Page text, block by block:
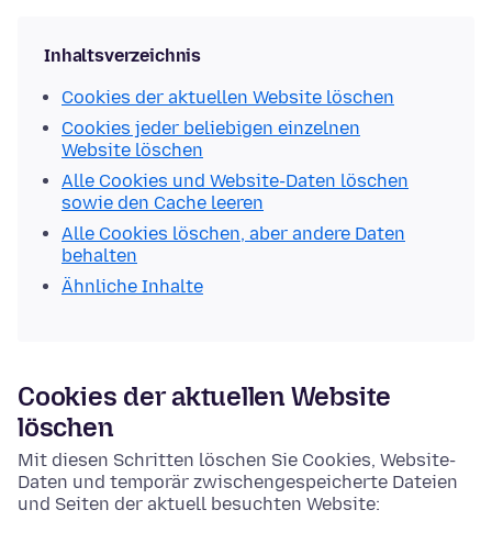
Inhaltsverzeichnis
Cookies der aktuellen Website löschen
Cookies jeder beliebigen einzelnen
Website löschen
Alle Cookies und Website-Daten löschen
sowie den Cache leeren
Alle Cookies löschen, aber andere Daten
behalten
Ähnliche Inhalte
Cookies der aktuellen Website
löschen
Mit diesen Schritten löschen Sie Cookies, Website-
Daten und temporär zwischengespeicherte Dateien
und Seiten der aktuell besuchten Website: